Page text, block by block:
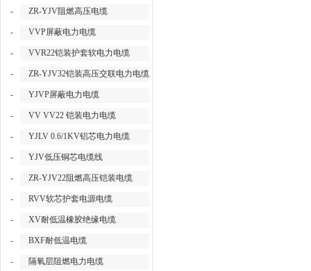
- ZR-YJV阻燃高压电缆
- VVP屏蔽电力电缆
- VVR22铠装护套软电力电缆
- ZR-YJV32铠装高压交联电力电缆
- YJVP屏蔽电力电缆
- VV VV22 铠装电力电缆
- YJLV 0.6/1KV铝芯电力电缆
- YJV低压铜芯电缆线
- ZR-YJV22阻燃高压铠装电缆
- RVV软芯护套电源电缆
- XV耐低温橡胶绝缘电缆
- BXF耐低温电缆
- 隔氧层阻燃电力电缆